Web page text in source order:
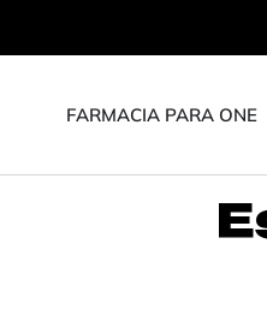
FARMACIA PARA ONE